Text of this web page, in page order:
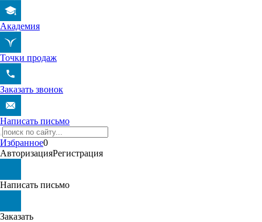
Академия
Точки продаж
Заказать звонок
Написать письмо
Избранное0
АвторизацияРегистрация
Написать письмо
Заказать